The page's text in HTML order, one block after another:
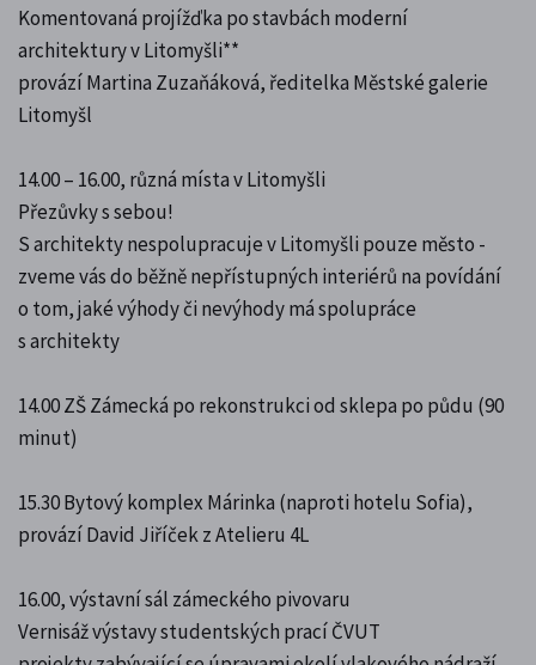
Komentovaná projížďka po stavbách moderní
architektury v Litomyšli**
provází Martina Zuzaňáková, ředitelka Městské galerie
Litomyšl
14.00 – 16.00, různá místa v Litomyšli
Přezůvky s sebou!
S architekty nespolupracuje v Litomyšli pouze město -
zveme vás do běžně nepřístupných interiérů na povídání
o tom, jaké výhody či nevýhody má spolupráce
s architekty
14.00 ZŠ Zámecká po rekonstrukci od sklepa po půdu (90
minut)
15.30 Bytový komplex Márinka (naproti hotelu Sofia),
provází David Jiříček z Atelieru 4L
16.00, výstavní sál zámeckého pivovaru
Vernisáž výstavy studentských prací ČVUT